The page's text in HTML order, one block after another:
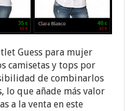
Guess para mujer
camisetas y tops por
de combinarlos
lo que añade más valor
a la venta en este